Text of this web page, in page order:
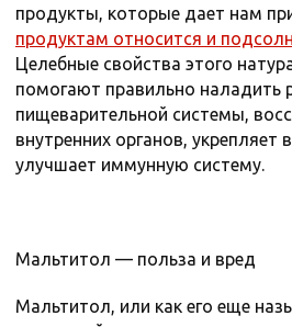
продукты, которые дает нам
продуктам относится и
Целебные свойства этого
помогают правильно наладить
пищеварительной системы,
внутренних органов, укрепляет
улучшает иммунную систему.
Мальтитол — польза и вред
Мальтитол, или как его еще